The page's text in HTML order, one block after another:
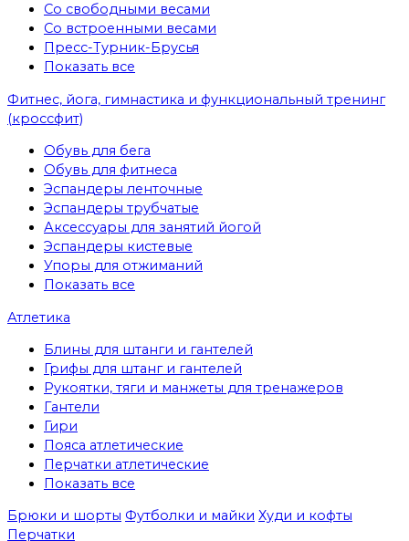
Со свободными весами
Со встроенными весами
Пресс-Турник-Брусья
Показать все
Фитнес, йога, гимнастика и функциональный тренинг
(кроссфит)
Обувь для бега
Обувь для фитнеса
Эспандеры ленточные
Эспандеры трубчатые
Аксессуары для занятий йогой
Эспандеры кистевые
Упоры для отжиманий
Показать все
Атлетика
Блины для штанги и гантелей
Грифы для штанг и гантелей
Рукоятки, тяги и манжеты для тренажеров
Гантели
Гири
Пояса атлетические
Перчатки атлетические
Показать все
Брюки и шорты Футболки и майки Худи и кофты
Перчатки